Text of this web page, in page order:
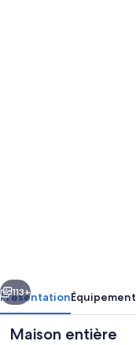
Suivant
113+
Présentation
Maison entière